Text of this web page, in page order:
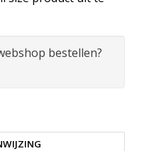
bestellen?